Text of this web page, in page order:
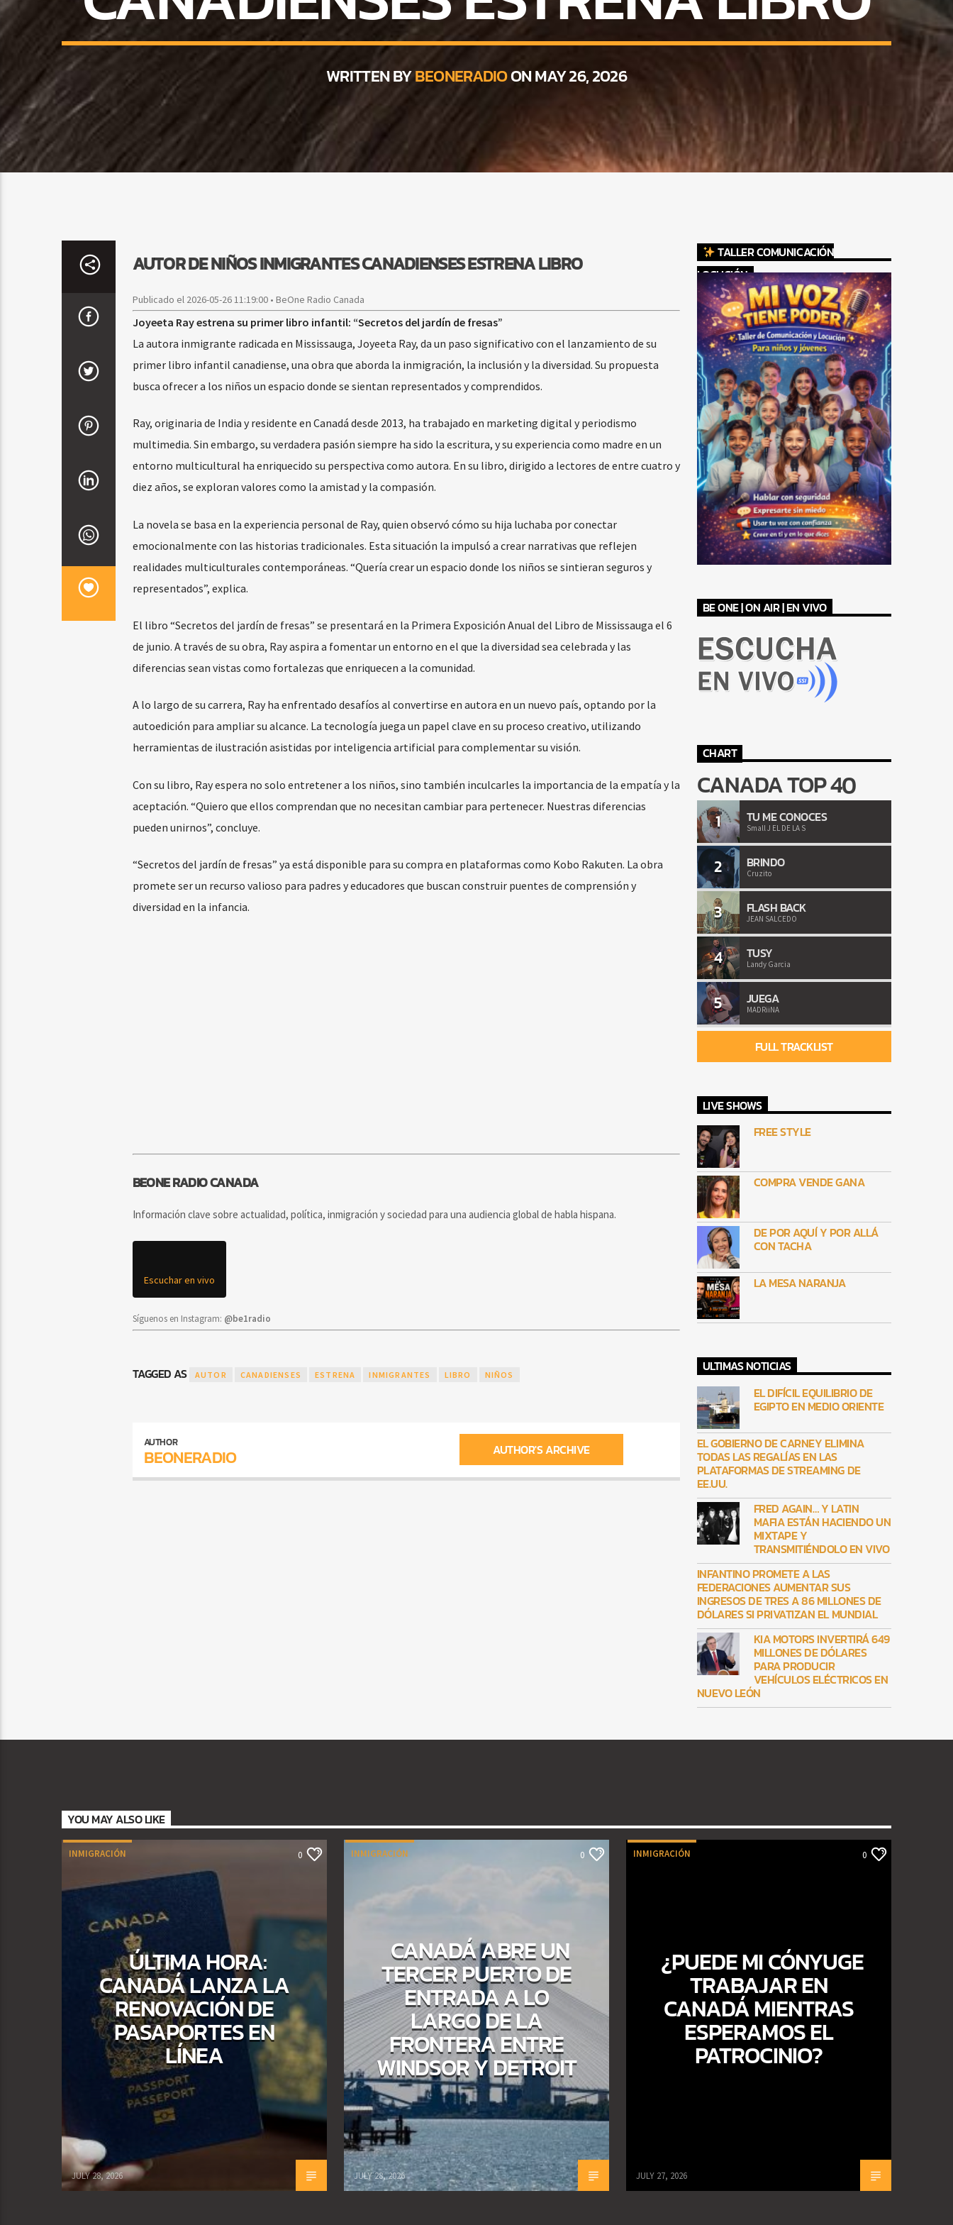
WRITTEN BYBEONERADIOON MAY 26, 2026
AUTOR DE NIÑOS INMIGRANTES CANADIENSES ESTRENA LIBRO
Publicado el 2026-05-26 11:19:00 • BeOne Radio Canada
Joyeeta Ray estrena su primer libro infantil: “Secretos del jardín de fresas”
La autora inmigrante radicada en Mississauga, Joyeeta Ray, da un paso significativo con el lanzamiento de su
primer libro infantil canadiense, una obra que aborda la inmigración, la inclusión y la diversidad. Su propuesta
busca ofrecer a los niños un espacio donde se sientan representados y comprendidos.
Ray, originaria de India y residente en Canadá desde 2013, ha trabajado en marketing digital y periodismo
multimedia. Sin embargo, su verdadera pasión siempre ha sido la escritura, y su experiencia como madre en un
entorno multicultural ha enriquecido su perspectiva como autora. En su libro, dirigido a lectores de entre cuatro y
diez años, se exploran valores como la amistad y la compasión.
La novela se basa en la experiencia personal de Ray, quien observó cómo su hija luchaba por conectar
emocionalmente con las historias tradicionales. Esta situación la impulsó a crear narrativas que reflejen
realidades multiculturales contemporáneas. “Quería crear un espacio donde los niños se sintieran seguros y
representados”, explica.
El libro “Secretos del jardín de fresas” se presentará en la Primera Exposición Anual del Libro de Mississauga el 6
de junio. A través de su obra, Ray aspira a fomentar un entorno en el que la diversidad sea celebrada y las
diferencias sean vistas como fortalezas que enriquecen a la comunidad.
A lo largo de su carrera, Ray ha enfrentado desafíos al convertirse en autora en un nuevo país, optando por la
autoedición para ampliar su alcance. La tecnología juega un papel clave en su proceso creativo, utilizando
herramientas de ilustración asistidas por inteligencia artificial para complementar su visión.
Con su libro, Ray espera no solo entretener a los niños, sino también inculcarles la importancia de la empatía y la
aceptación. “Quiero que ellos comprendan que no necesitan cambiar para pertenecer. Nuestras diferencias
pueden unirnos”, concluye.
“Secretos del jardín de fresas” ya está disponible para su compra en plataformas como Kobo Rakuten. La obra
promete ser un recurso valioso para padres y educadores que buscan construir puentes de comprensión y
diversidad en la infancia.
BEONE RADIO CANADA
Información clave sobre actualidad, política, inmigración y sociedad para una audiencia global de habla hispana.
Escuchar en vivo
Síguenos en Instagram: @be1radio
TAGGED AS AUTOR CANADIENSES ESTRENA INMIGRANTES LIBRO NIÑOS
AUTHOR
BEONERADIO AUTHOR'S ARCHIVE
TALLER COMUNICACIÓN
LOCUCIÓN
BE ONE | ON AIR | EN VIVO
CHART
CANADA TOP 40
1 TU ME CONOCES
Small J EL DE LA S
2 BRINDO
Cruzito
3 FLASH BACK
JEAN SALCEDO
4 TUSY
Landy Garcia
5 JUEGA
MADRiiNA
FULL TRACKLIST
LIVE SHOWS
FREE STYLE
COMPRA VENDE GANA
DE POR AQUÍ Y POR ALLÁ
CON TACHA
LA MESA NARANJA
ULTIMAS NOTICIAS
EL DIFÍCIL EQUILIBRIO DE
EGIPTO EN MEDIO ORIENTE
EL GOBIERNO DE CARNEY ELIMINA
TODAS LAS REGALÍAS EN LAS
PLATAFORMAS DE STREAMING DE
EE.UU.
FRED AGAIN… Y LATIN
MAFIA ESTÁN HACIENDO UN
MIXTAPE Y
TRANSMITIÉNDOLO EN VIVO
INFANTINO PROMETE A LAS
FEDERACIONES AUMENTAR SUS
INGRESOS DE TRES A 86 MILLONES DE
DÓLARES SI PRIVATIZAN EL MUNDIAL
KIA MOTORS INVERTIRÁ 649
MILLONES DE DÓLARES
PARA PRODUCIR
VEHÍCULOS ELÉCTRICOS EN
NUEVO LEÓN
YOU MAY ALSO LIKE
INMIGRACIÓN 0
ÚLTIMA HORA:
CANADÁ LANZA LA
RENOVACIÓN DE
PASAPORTES EN
LÍNEA
JULY 28, 2026
INMIGRACIÓN 0
CANADÁ ABRE UN
TERCER PUERTO DE
ENTRADA A LO
LARGO DE LA
FRONTERA ENTRE
WINDSOR Y DETROIT
JULY 28, 2026
INMIGRACIÓN 0
¿PUEDE MI CÓNYUGE
TRABAJAR EN
CANADÁ MIENTRAS
ESPERAMOS EL
PATROCINIO?
JULY 27, 2026